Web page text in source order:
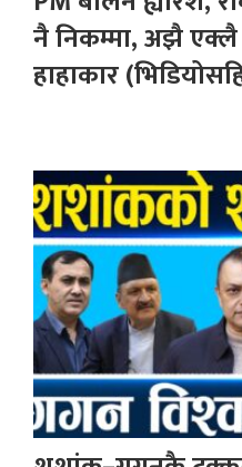
नै निकम्मा, अझै
हाहाकार